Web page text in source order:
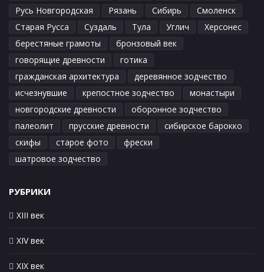
Русь Новгородская
Рязань Сибирь
Смоленск
Старая Русса
Суздаль Тула Углич
Херсонес
берестяные грамоты
бронзовый век
говорящие древности
готика
гражданская архитектура
деревянное зодчество
исчезнувшие
крепостное зодчество
монастыри
новгородские древности
оборонное зодчество
палеолит
прусские древности
сибирское барокко
скифы
старое фото
фрески
шатровое зодчество
РУБРИКИ
XIII век
XIV век
XIX век